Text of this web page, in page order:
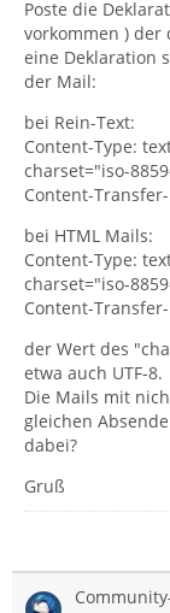
Poste die
vorkommen ) der
eine Deklaration
der Mail:
bei Rein-Text:
Content-Type:
charset="iso-
Content-
bei HTML Mails:
Content-Type:
charset="iso-
Content-
der Wert des
etwa auch UTF-8.
Die Mails mit
gleichen
dabei?
Gruß